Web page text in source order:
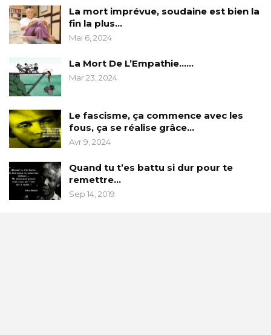
La mort imprévue, soudaine est bien la
fin la plus…
Mai 6, 2024
La Mort De L’Empathie……
Mar 23, 2024
Le fascisme, ça commence avec les
fous, ça se réalise grâce…
Avr 9, 2024
Quand tu t’es battu si dur pour te
remettre…
Sep 14, 2019